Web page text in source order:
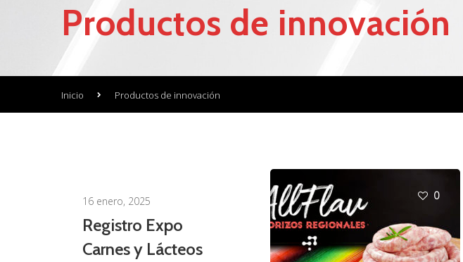
Productos de innovación
Inicio Productos de innovación
16 enero, 2025
Registro Expo
Carnes y Lácteos
0